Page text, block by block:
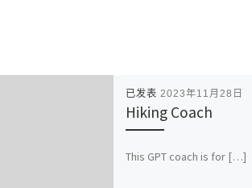
已发表 2023年11月28日
Hiking Coach
This GPT coach is for […]